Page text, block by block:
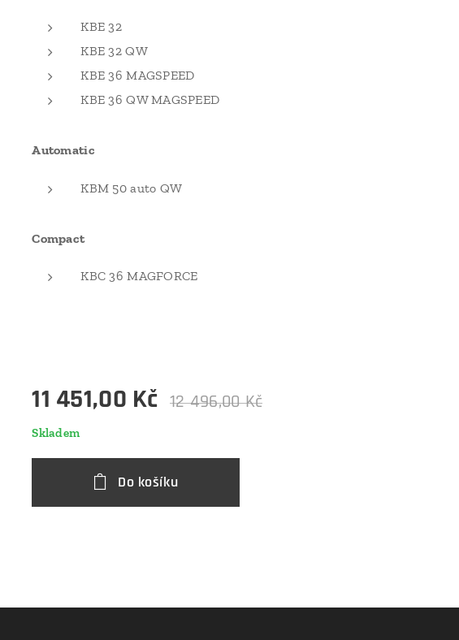
KBE 32
KBE 32 QW
KBE 36 MAGSPEED
KBE 36 QW MAGSPEED
Automatic
KBM 50 auto QW
Compact
KBC 36 MAGFORCE
11 451,00 Kč 12 496,00Kč
Skladem
Do košíku